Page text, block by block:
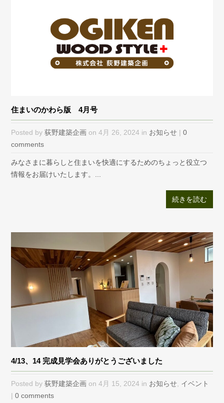
住まいのかわら版 4月号
Posted by荻野建築企画 on 4月 26, 2024 in お知らせ |0
comments
みなさまに暮らしと住まいを快適にするためのちょっと役立つ
情報をお届けいたします。...
続きを読む
4/13、14 完成見学会ありがとうございました
Posted by荻野建築企画 on 4月 15, 2024 in お知らせ イベント
|0 comments